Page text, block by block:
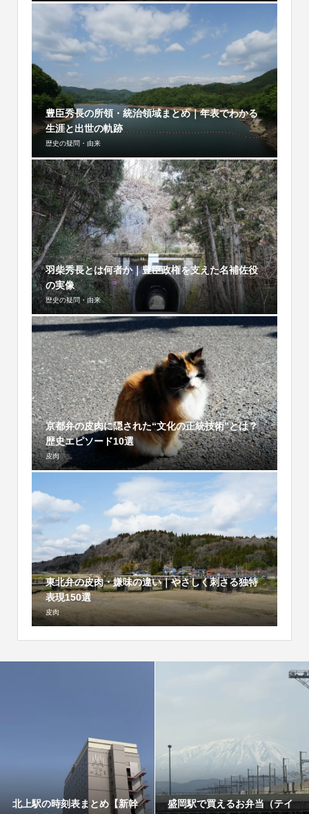
豊臣秀長の所領・統治領域まとめ｜年表でわかる
生涯と出世の軌跡
歴史の疑問・由来
羽柴秀長とは何者か｜豊臣政権を支えた名補佐役
の実像
歴史の疑問・由来
京都弁の皮肉に隠された“文化の正統技術”とは？
歴史エピソード10選
皮肉
東北弁の皮肉・嫌味の違い｜やさしく刺さる独特
表現150選
皮肉
北上駅の時刻表まとめ【新幹
盛岡駅で買えるお弁当（テイ